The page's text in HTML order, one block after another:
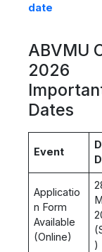
date
ABVMU
2026
Dates
Event
Applicatio
n Form
Available
(Online)
)